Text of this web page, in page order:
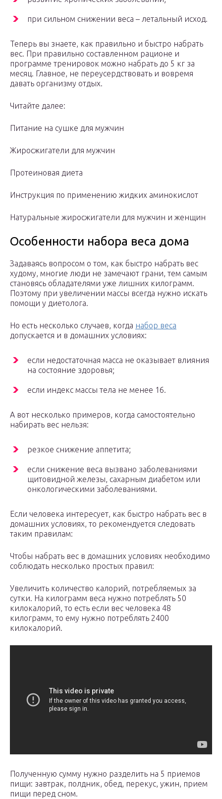
при сильном снижении веса – летальный исход.
Теперь вы знаете, как правильно и быстро набрать
вес. При правильно составленном рационе и
программе тренировок можно набрать до 5 кг за
месяц. Главное, не переусердствовать и вовремя
давать организму отдых.
Читайте далее:
Питание на сушке для мужчин
Жиросжигатели для мужчин
Протеиновая диета
Инструкция по применению жидких аминокислот
Натуральные жиросжигатели для мужчин и женщин
Особенности набора веса дома
Задаваясь вопросом о том, как быстро набрать вес
худому, многие люди не замечают грани, тем самым
становясь обладателями уже лишних килограмм.
Поэтому при увеличении массы всегда нужно искать
помощи у диетолога.
Но есть несколько случаев, когда набор веса
допускается и в домашних условиях:
если недостаточная масса не оказывает влияния
на состояние здоровья;
если индекс массы тела не менее 16.
А вот несколько примеров, когда самостоятельно
набирать вес нельзя:
резкое снижение аппетита;
если снижение веса вызвано заболеваниями
щитовидной железы, сахарным диабетом или
онкологическими заболеваниями.
Если человека интересует, как быстро набрать вес в
домашних условиях, то рекомендуется следовать
таким правилам:
Чтобы набрать вес в домашних условиях необходимо
соблюдать несколько простых правил:
Увеличить количество калорий, потребляемых за
сутки. На килограмм веса нужно потреблять 50
килокалорий, то есть если вес человека 48
килограмм, то ему нужно потреблять 2400
килокалорий.
Полученную сумму нужно разделить на 5 приемов
пищи: завтрак, полдник, обед, перекус, ужин, прием
пищи перед сном.